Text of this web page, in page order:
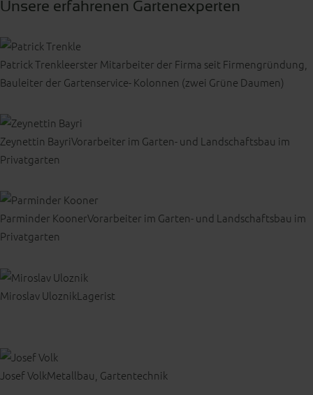
Unsere erfahrenen Gartenexperten
Patrick Trenkleerster Mitarbeiter der Firma seit Firmengründung,
Bauleiter der Gartenservice- Kolonnen (zwei Grüne Daumen)
Zeynettin BayriVorarbeiter im Garten- und Landschaftsbau im
Privatgarten
Parminder KoonerVorarbeiter im Garten- und Landschaftsbau im
Privatgarten
Miroslav UloznikLagerist
Josef VolkMetallbau, Gartentechnik